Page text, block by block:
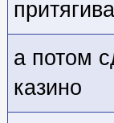
а потом
казино